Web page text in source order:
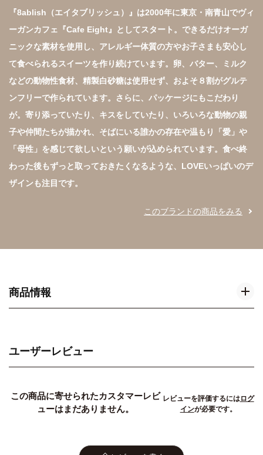
『8ablish（エイタブリッシュ）』は2000年に東京・南青山でヴィ
ーガンカフェ『Cafe Eight』としてスタート。できるだけオーガ
ニックな素材を使用し、アレルギー体質の方やお子さまも安心し
て食べられるスイーツを作り続けています。卵、バター、ミルク
などの動物性食材、精製白砂糖は使用せず、およそ８割がグルテ
ンフリーで作られています。さらに、パッケージにもこだわり
が。寄り添っていたり、キスをしていたり、いろいろな動物の親
子や仲間たちが描かれ、そばにいる誰かの存在や温もり「愛」や
「母性」を感じて欲しいという願いが込められています。食べ終
わった後もずっと取っておきたくなるような、LOVEいっぱいのデ
ザインも注目です。
このブランドの商品をみる
商品情報
ユーザーレビュー
この商品に寄せられたカスタマーレビ
ューはまだありません。
レビューを評価するにはログ
インが必要です。